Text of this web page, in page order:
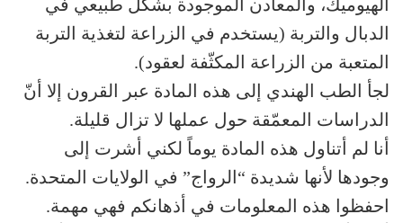
الهيوميك، والمعادن الموجودة بشكل طبيعي في
الدبال والتربة (يستخدم في الزراعة لتغذية التربة
المتعبة من الزراعة المكثّفة لعقود).
لجأ الطب الهندي إلى هذه المادة عبر القرون إلا أنّ
الدراسات المعمّقة حول عملها لا تزال قليلة.
أنا لم أتناول هذه المادة يوماً لكني أشرت إلى
وجودها لأنها شديدة “الرواج” في الولايات المتحدة.
احفظوا هذه المعلومات في أذهانكم فهي مهمة.